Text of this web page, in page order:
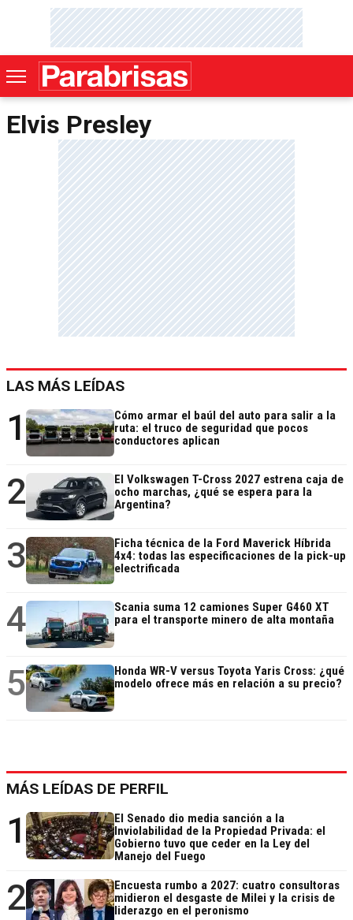
Elvis Presley
LAS MÁS LEÍDAS
1
Cómo armar el baúl del auto para salir a la
ruta: el truco de seguridad que pocos
conductores aplican
2
El Volkswagen T-Cross 2027 estrena caja de
ocho marchas, ¿qué se espera para la
Argentina?
3
Ficha técnica de la Ford Maverick Híbrida
4x4: todas las especificaciones de la pick-up
electrificada
4
Scania suma 12 camiones Super G460 XT
para el transporte minero de alta montaña
5
Honda WR-V versus Toyota Yaris Cross: ¿qué
modelo ofrece más en relación a su precio?
MÁS LEÍDAS DE PERFIL
1
El Senado dio media sanción a la
Inviolabilidad de la Propiedad Privada: el
Gobierno tuvo que ceder en la Ley del
Manejo del Fuego
2
Encuesta rumbo a 2027: cuatro consultoras
midieron el desgaste de Milei y la crisis de
liderazgo en el peronismo